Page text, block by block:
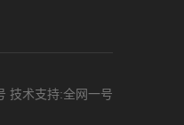
技术支持:全网一号